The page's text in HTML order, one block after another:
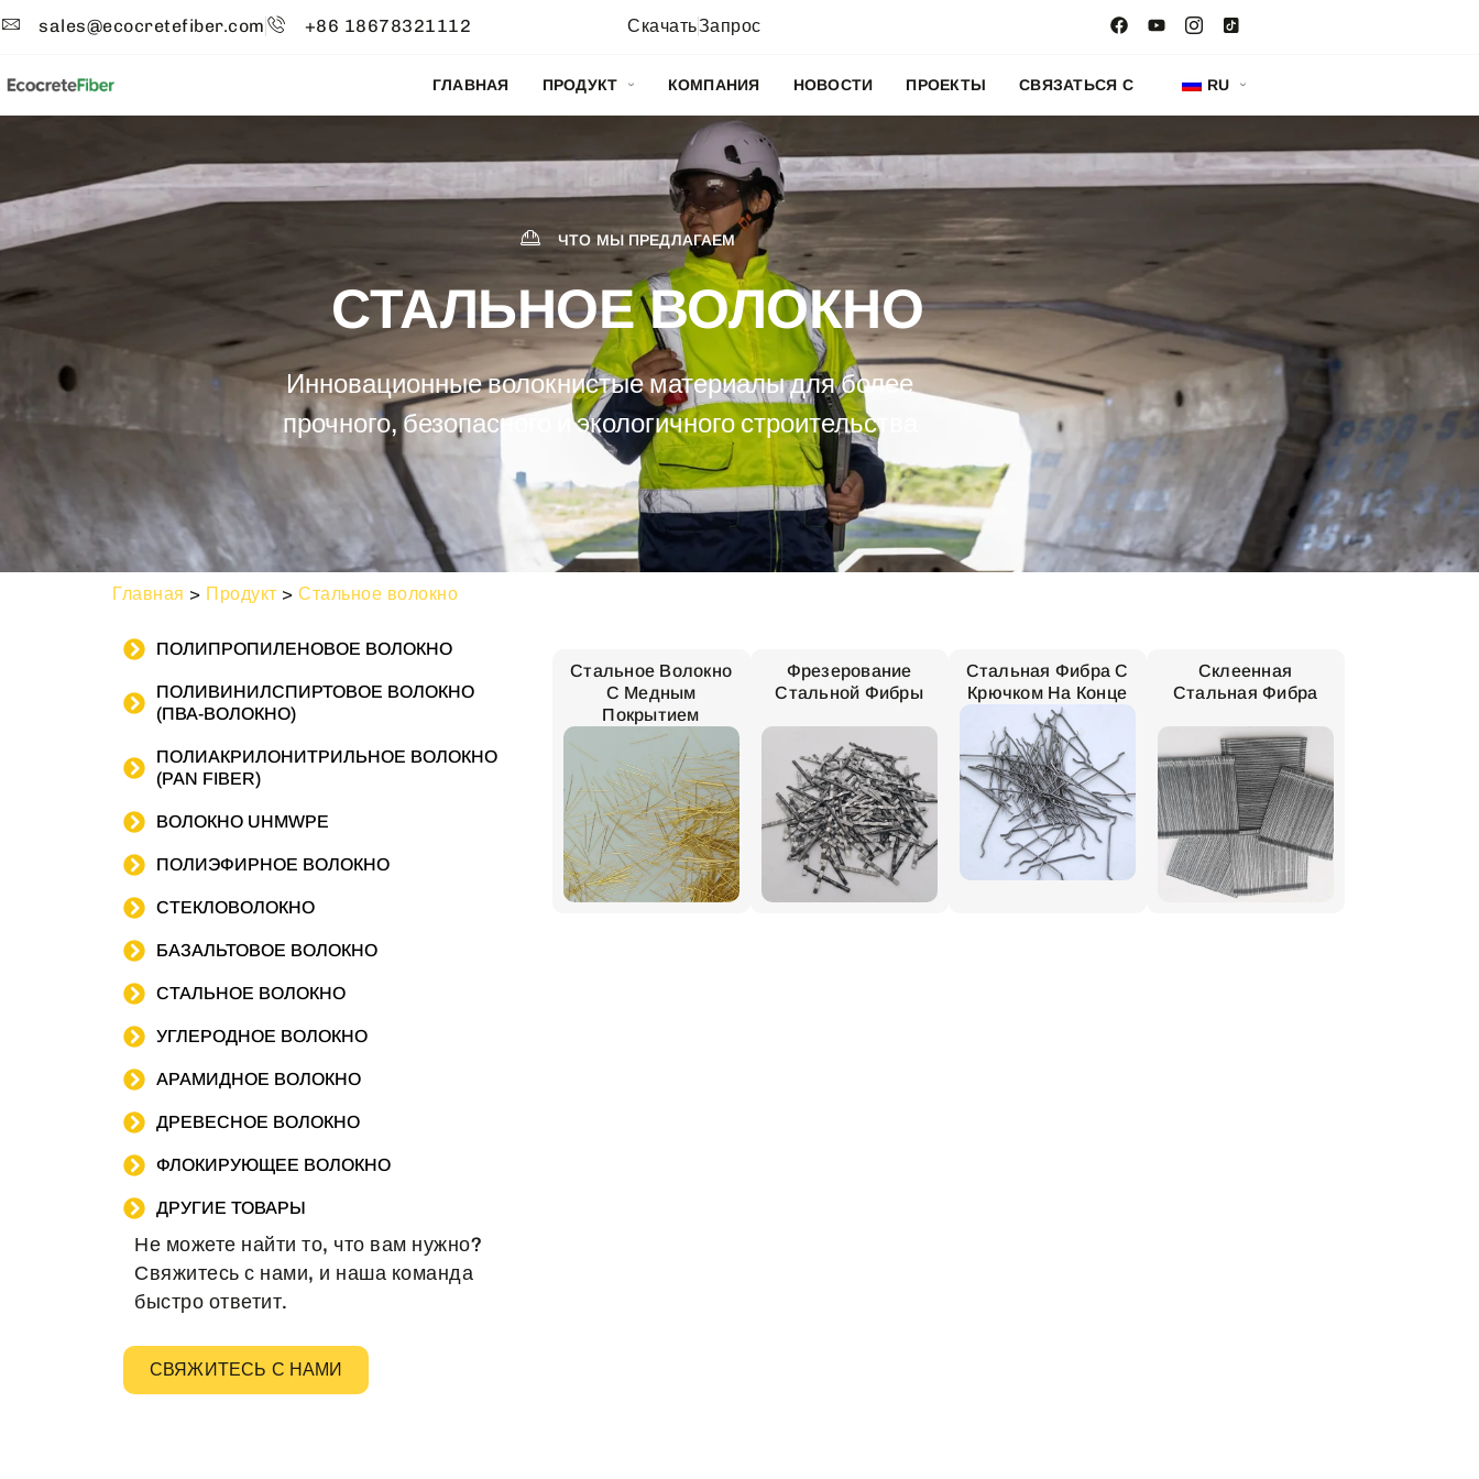
sales@ecocretefiber.com +86 18678321112 СкачатьЗапрос
ГЛАВНАЯ ПРОДУКТ КОМПАНИЯ НОВОСТИ ПРОЕКТЫ СВЯЗАТЬСЯ С RU
ЧТО МЫ ПРЕДЛАГАЕМ
СТАЛЬНОЕ ВОЛОКНО
Инновационные волокнистые материалы для более
прочного, безопасного и экологичного строительства
Главная > Продукт > Стальное волокно
ПОЛИПРОПИЛЕНОВОЕ ВОЛОКНО
ПОЛИВИНИЛСПИРТОВОЕ ВОЛОКНО
(ПВА-ВОЛОКНО)
ПОЛИАКРИЛОНИТРИЛЬНОЕ ВОЛОКНО
(PAN FIBER)
ВОЛОКНО UHMWPE
ПОЛИЭФИРНОЕ ВОЛОКНО
СТЕКЛОВОЛОКНО
БАЗАЛЬТОВОЕ ВОЛОКНО
СТАЛЬНОЕ ВОЛОКНО
УГЛЕРОДНОЕ ВОЛОКНО
АРАМИДНОЕ ВОЛОКНО
ДРЕВЕСНОЕ ВОЛОКНО
ФЛОКИРУЮЩЕЕ ВОЛОКНО
ДРУГИЕ ТОВАРЫ
Не можете найти то, что вам нужно?
Свяжитесь с нами, и наша команда
быстро ответит.
СВЯЖИТЕСЬ С НАМИ
Стальное Волокно
С Медным
Покрытием
Фрезерование
Стальной Фибры
Стальная Фибра С
Крючком На Конце
Склеенная
Стальная Фибра